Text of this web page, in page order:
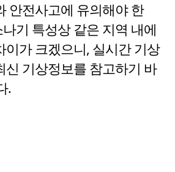
안전사고에 유의해야 한
기 특성상 같은 지역 내에
이가 크겠으니, 실시간 기상
신 기상정보를 참고하기 바
.